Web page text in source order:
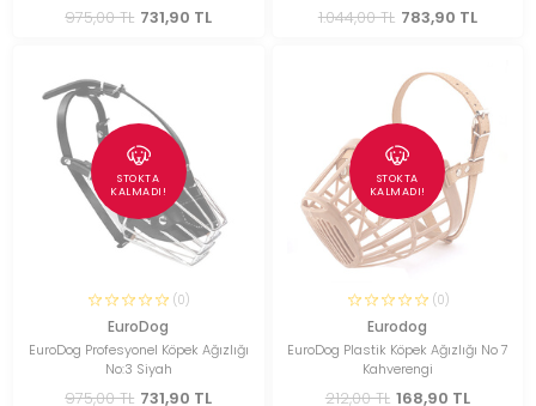
975,00 TL 731,90 TL 1.044,00 TL 783,90 TL
STOKTA
KALMADI!
(0)
EuroDog
EuroDog Profesyonel Köpek Ağızlığı
No:3 Siyah
975,00 TL 731,90 TL
STOKTA
KALMADI!
(0)
Eurodog
EuroDog Plastik Köpek Ağızlığı No 7
Kahverengi
212,00 TL 168,90 TL